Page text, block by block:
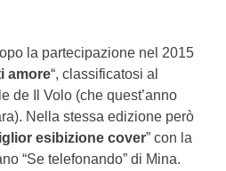
la partecipazione nel 2015
amore“, classificatosi al
de Il Volo (che quest’anno
Nella stessa edizione però
esibizione cover” con la
“Se telefonando” di Mina.